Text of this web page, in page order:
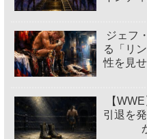
ジェフ
る「リ
性を見
【
引退を